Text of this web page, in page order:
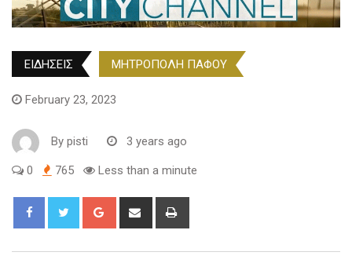
ΕΙΔΗΣΕΙΣ ΜΗΤΡΟΠΟΛΗ ΠΑΦΟΥ
February 23, 2023
By pisti 3 years ago
0 765 Less than a minute